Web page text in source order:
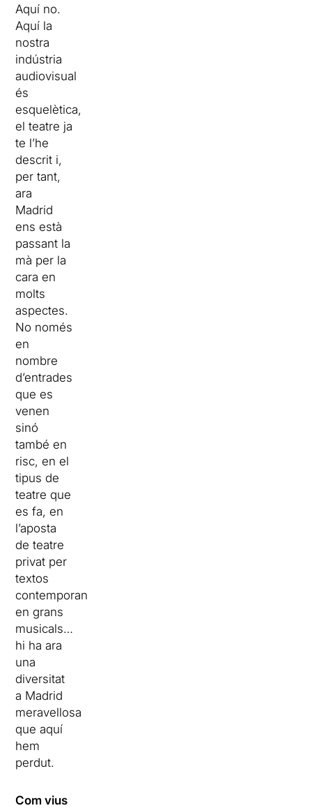
Aquí no.
Aquí la
nostra
indústria
audiovisual
és
esquelètica,
el teatre ja
te l’he
descrit i,
per tant,
ara
Madrid
ens està
passant la
mà per la
cara en
molts
aspectes.
No només
en
nombre
d’entrades
que es
venen
sinó
també en
risc, en el
tipus de
teatre que
es fa, en
l’aposta
de teatre
privat per
textos
contemporanis,
en grans
musicals…
hi ha ara
una
diversitat
a Madrid
meravellosa
que aquí
hem
perdut.
Com vius